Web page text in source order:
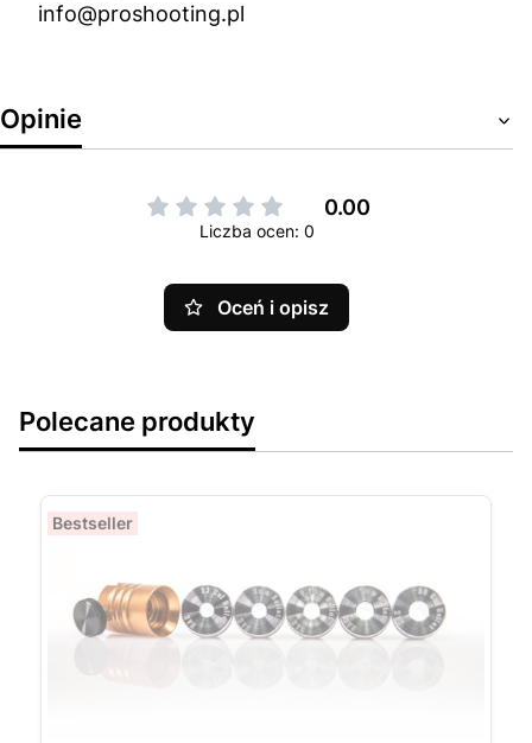
info@proshooting.pl
Opinie
0.00
Liczba ocen: 0
Oceń i opisz
Polecane produkty
Bestseller